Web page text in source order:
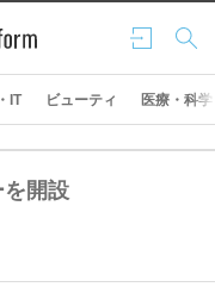
ログ
イン
検索
IT ビューティ 医療・科学
開設